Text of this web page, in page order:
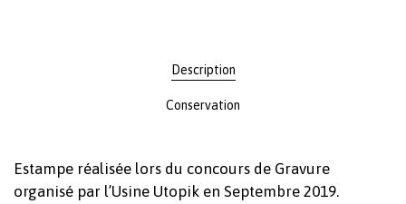
Description
Conservation
Estampe réalisée lors du concours de Gravure
organisé par l’Usine Utopik en Septembre 2019.